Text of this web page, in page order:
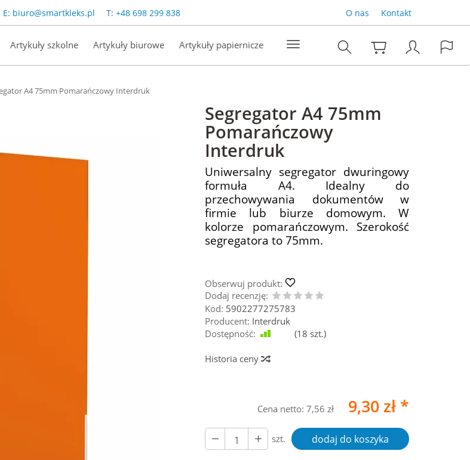
E: biuro@smartkleks.pl T: +48 698 299 838 O nas Kontakt
Artykuły szkolne Artykuły biurowe Artykuły papiernicze
A4 75mm Pomarańczowy Interdruk
Segregator A4 75mm
Pomarańczowy
Interdruk
Uniwersalny segregator dwuringowy
formuła A4. Idealny do
przechowywania dokumentów w
firmie lub biurze domowym. W
kolorze pomarańczowym. Szerokość
segregatora to 75mm.
Obserwuj produkt:
Dodaj recenzję:
Kod: 5902277275783
Producent: Interdruk
Dostępność:
(18 szt.)
Historia ceny
Cena netto: 7,56 zł 9,30 zł *
szt. dodaj do koszyka